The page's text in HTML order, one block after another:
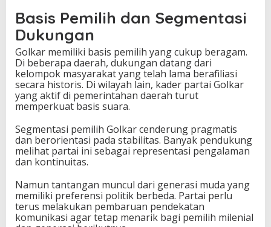
Basis Pemilih dan Segmentasi
Dukungan
Golkar memiliki basis pemilih yang cukup beragam.
Di beberapa daerah, dukungan datang dari
kelompok masyarakat yang telah lama berafiliasi
secara historis. Di wilayah lain, kader partai Golkar
yang aktif di pemerintahan daerah turut
memperkuat basis suara.
Segmentasi pemilih Golkar cenderung pragmatis
dan berorientasi pada stabilitas. Banyak pendukung
melihat partai ini sebagai representasi pengalaman
dan kontinuitas.
Namun tantangan muncul dari generasi muda yang
memiliki preferensi politik berbeda. Partai perlu
terus melakukan pembaruan pendekatan
komunikasi agar tetap menarik bagi pemilih milenial